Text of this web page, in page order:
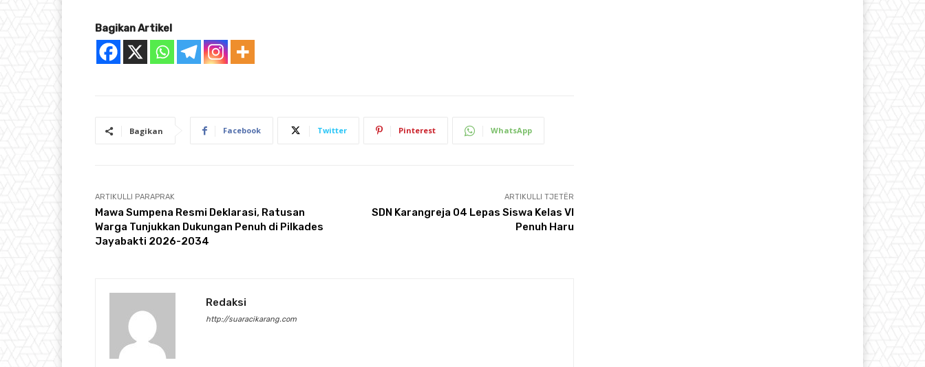
Bagikan Artikel
Bagikan Facebook Twitter Pinterest WhatsApp
ARTIKULLI PARAPRAK
Mawa Sumpena Resmi Deklarasi, Ratusan
Warga Tunjukkan Dukungan Penuh di Pilkades
Jayabakti 2026-2034
ARTIKULLI TJETËR
SDN Karangreja 04 Lepas Siswa Kelas VI
Penuh Haru
Redaksi
http://suaracikarang.com